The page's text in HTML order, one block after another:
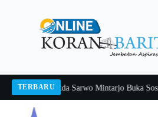
TERBARU
2026Pj Sekda Sarwo Mintarjo Buka